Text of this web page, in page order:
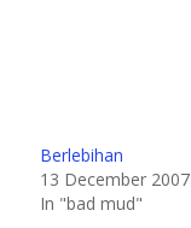
Berlebihan
13 December 2007
In "bad mud"